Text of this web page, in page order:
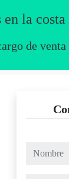
la
de venta
nombre